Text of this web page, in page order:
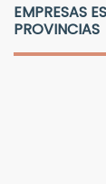
EMPRESAS
PROVINCIAS